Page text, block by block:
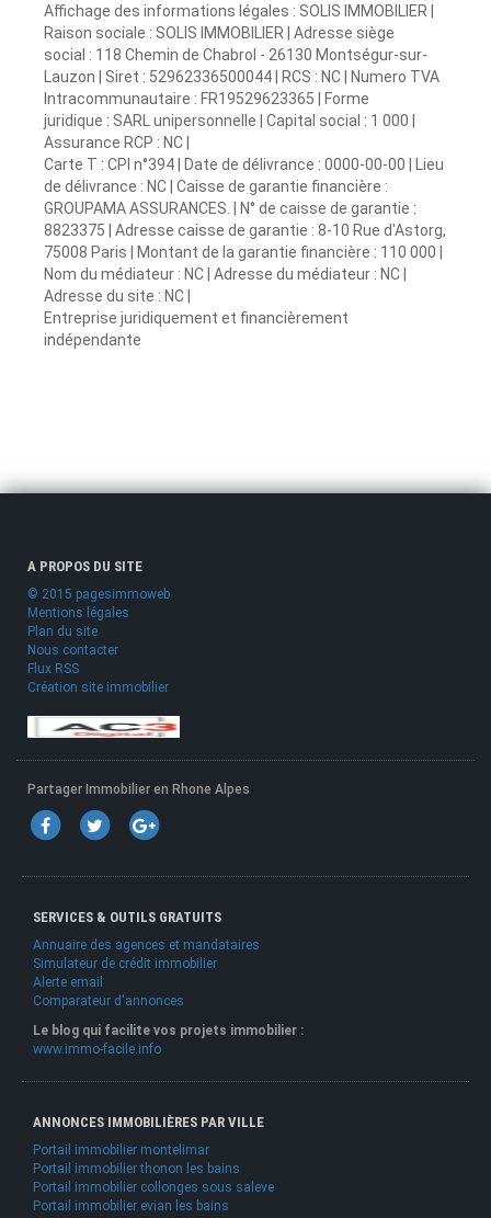
Affichage des informations légales : SOLIS IMMOBILIER |
Raison sociale : SOLIS IMMOBILIER | Adresse siège
social : 118 Chemin de Chabrol - 26130 Montségur-sur-
Lauzon | Siret : 52962336500044 | RCS : NC | Numero TVA
Intracommunautaire : FR19529623365 | Forme
juridique : SARL unipersonnelle | Capital social : 1 000 |
Assurance RCP : NC |
Carte T : CPI n°394 | Date de délivrance : 0000-00-00 | Lieu
de délivrance : NC | Caisse de garantie financière :
GROUPAMA ASSURANCES. | N° de caisse de garantie :
8823375 | Adresse caisse de garantie : 8-10 Rue d'Astorg,
75008 Paris | Montant de la garantie financière : 110 000 |
Nom du médiateur : NC | Adresse du médiateur : NC |
Adresse du site : NC |
Entreprise juridiquement et financièrement
indépendante
A PROPOS DU SITE
© 2015 pagesimmoweb
Mentions légales
Plan du site
Nous contacter
Flux RSS
Création site immobilier
Partager Immobilier en Rhone Alpes
SERVICES & OUTILS GRATUITS
Annuaire des agences et mandataires
Simulateur de crédit immobilier
Alerte email
Comparateur d'annonces
Le blog qui facilite vos projets immobilier :
www.immo-facile.info
ANNONCES IMMOBILIÈRES PAR VILLE
Portail immobilier montelimar
Portail immobilier thonon les bains
Portail immobilier collonges sous saleve
Portail immobilier evian les bains